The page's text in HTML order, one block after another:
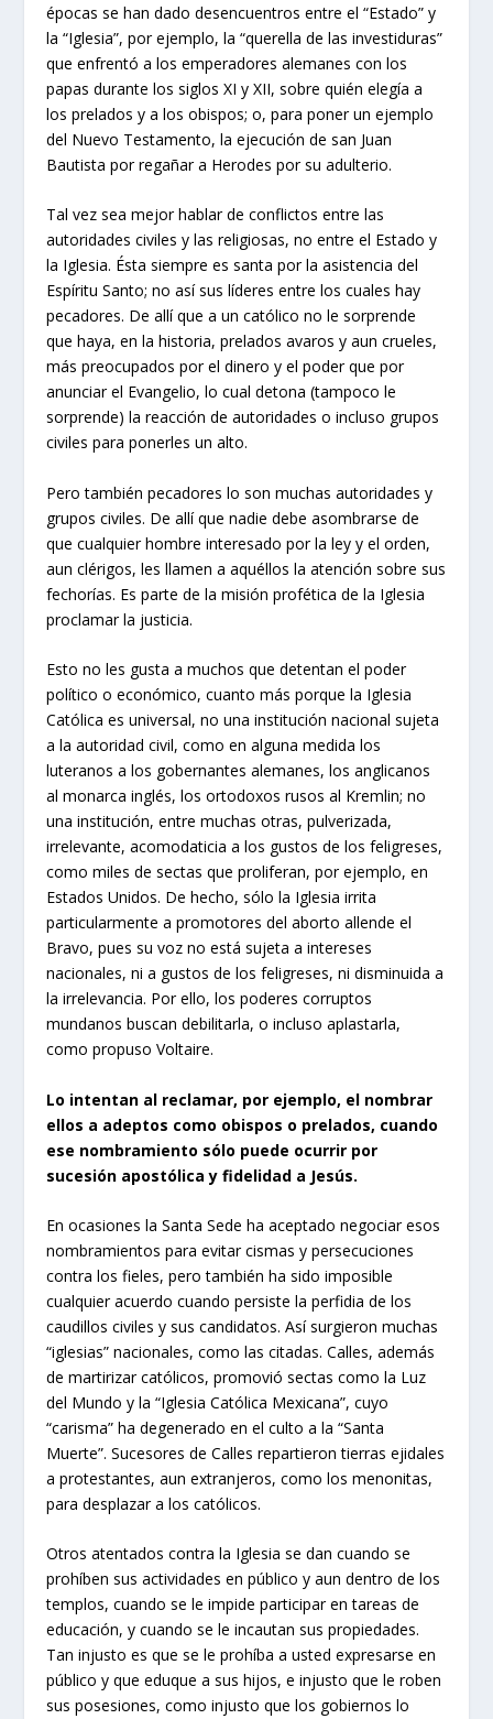
épocas se han dado desencuentros entre el “Estado” y
la “Iglesia”, por ejemplo, la “querella de las investiduras”
que enfrentó a los emperadores alemanes con los
papas durante los siglos XI y XII, sobre quién elegía a
los prelados y a los obispos; o, para poner un ejemplo
del Nuevo Testamento, la ejecución de san Juan
Bautista por regañar a Herodes por su adulterio.
Tal vez sea mejor hablar de conflictos entre las
autoridades civiles y las religiosas, no entre el Estado y
la Iglesia. Ésta siempre es santa por la asistencia del
Espíritu Santo; no así sus líderes entre los cuales hay
pecadores. De allí que a un católico no le sorprende
que haya, en la historia, prelados avaros y aun crueles,
más preocupados por el dinero y el poder que por
anunciar el Evangelio, lo cual detona (tampoco le
sorprende) la reacción de autoridades o incluso grupos
civiles para ponerles un alto.
Pero también pecadores lo son muchas autoridades y
grupos civiles. De allí que nadie debe asombrarse de
que cualquier hombre interesado por la ley y el orden,
aun clérigos, les llamen a aquéllos la atención sobre sus
fechorías. Es parte de la misión profética de la Iglesia
proclamar la justicia.
Esto no les gusta a muchos que detentan el poder
político o económico, cuanto más porque la Iglesia
Católica es universal, no una institución nacional sujeta
a la autoridad civil, como en alguna medida los
luteranos a los gobernantes alemanes, los anglicanos
al monarca inglés, los ortodoxos rusos al Kremlin; no
una institución, entre muchas otras, pulverizada,
irrelevante, acomodaticia a los gustos de los feligreses,
como miles de sectas que proliferan, por ejemplo, en
Estados Unidos. De hecho, sólo la Iglesia irrita
particularmente a promotores del aborto allende el
Bravo, pues su voz no está sujeta a intereses
nacionales, ni a gustos de los feligreses, ni disminuida a
la irrelevancia. Por ello, los poderes corruptos
mundanos buscan debilitarla, o incluso aplastarla,
como propuso Voltaire.
Lo intentan al reclamar, por ejemplo, el nombrar
ellos a adeptos como obispos o prelados, cuando
ese nombramiento sólo puede ocurrir por
sucesión apostólica y fidelidad a Jesús.
En ocasiones la Santa Sede ha aceptado negociar esos
nombramientos para evitar cismas y persecuciones
contra los fieles, pero también ha sido imposible
cualquier acuerdo cuando persiste la perfidia de los
caudillos civiles y sus candidatos. Así surgieron muchas
“iglesias” nacionales, como las citadas. Calles, además
de martirizar católicos, promovió sectas como la Luz
del Mundo y la “Iglesia Católica Mexicana”, cuyo
“carisma” ha degenerado en el culto a la “Santa
Muerte”. Sucesores de Calles repartieron tierras ejidales
a protestantes, aun extranjeros, como los menonitas,
para desplazar a los católicos.
Otros atentados contra la Iglesia se dan cuando se
prohíben sus actividades en público y aun dentro de los
templos, cuando se le impide participar en tareas de
educación, y cuando se le incautan sus propiedades.
Tan injusto es que se le prohíba a usted expresarse en
público y que eduque a sus hijos, e injusto que le roben
sus posesiones, como injusto que los gobiernos lo